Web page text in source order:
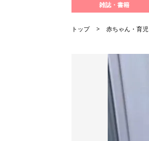
雑誌・書籍
トップ 赤ちゃん・育児